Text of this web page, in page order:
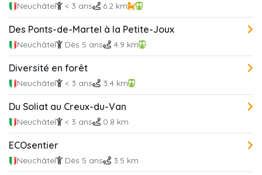
Neuchâtel < 3 ans 6.2 km
Des Ponts-de-Martel à la Petite-Joux
Neuchâtel Dès 5 ans 4.9 km
Diversité en forêt
Neuchâtel < 3 ans 3.4 km
Du Soliat au Creux-du-Van
Neuchâtel < 3 ans 0.8 km
ECOsentier
Neuchâtel Dès 5 ans 3.5 km